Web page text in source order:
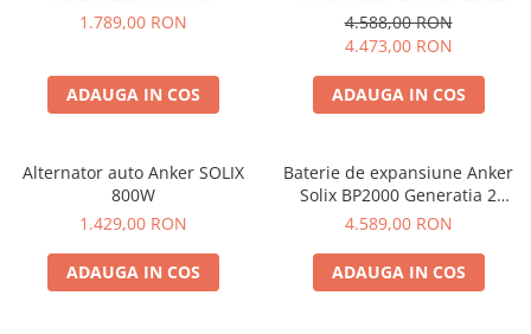
Monitorizare si control
Invertoare Off-grid
Acumulatori de stocare
Iluminat solar
Acumulatori
1.789,00 RON
ADAUGA IN COS
2000W 1024Wh + panou 100W
4.588,00 RON
4.473,00 RON
ADAUGA IN COS
Alternator auto Anker SOLIX
800W
1.429,00 RON
ADAUGA IN COS
Baterie de expansiune Anker
Solix BP2000 Generatia 2
pentru Anker Solix C2000 Gen
4.589,00 RON
ADAUGA IN COS